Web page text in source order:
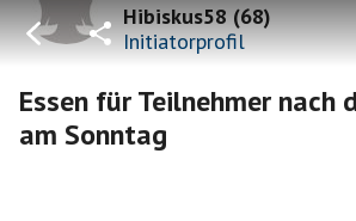
Hibiskus58(68)
Initiatorprofil
Essen für Teilnehmer nach
am Sonntag